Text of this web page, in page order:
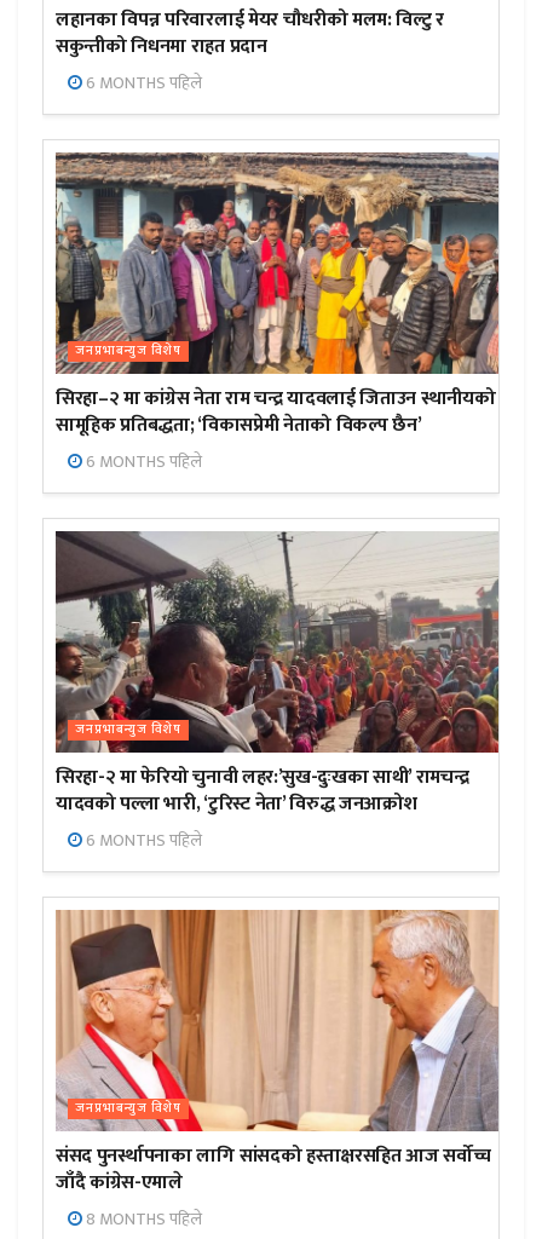
लहानका विपन्न परिवारलाई मेयर चौधरीको मलम: विल्टु र
सकुन्तीको निधनमा राहत प्रदान
6 MONTHS पहिले
जनप्रभाबन्युज विशेष
सिरहा–२ मा कांग्रेस नेता राम चन्द्र यादवलाई जिताउन स्थानीयको
सामूहिक प्रतिबद्धता; ‘विकासप्रेमी नेताको विकल्प छैन’
6 MONTHS पहिले
जनप्रभाबन्युज विशेष
सिरहा-२ मा फेरियो चुनावी लहर:’सुख-दुःखका साथी’ रामचन्द्र
यादवको पल्ला भारी, ‘टुरिस्ट नेता’ विरुद्ध जनआक्रोश
6 MONTHS पहिले
जनप्रभाबन्युज विशेष
संसद पुनर्स्थापनाका लागि सांसदको हस्ताक्षरसहित आज सर्वोच्च
जाँदै कांग्रेस-एमाले
8 MONTHS पहिले